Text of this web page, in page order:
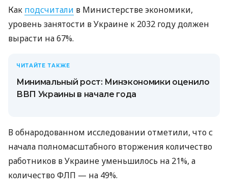
Как подсчитали в Министерстве экономики,
уровень занятости в Украине к 2032 году должен
вырасти на 67%.
ЧИТАЙТЕ ТАКЖЕ
Минимальный рост: Минэкономики оценило
ВВП Украины в начале года
В обнародованном исследовании отметили, что с
начала полномасштабного вторжения количество
работников в Украине уменьшилось на 21%, а
количество ФЛП — на 49%.